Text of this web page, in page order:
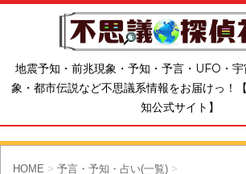
地震予知・前兆現象・予知・予言・UFO・
象・都市伝説など不思議系情報をお届けっ！
知公式サイト】
HOME > 予言・予知・占い(一覧) >